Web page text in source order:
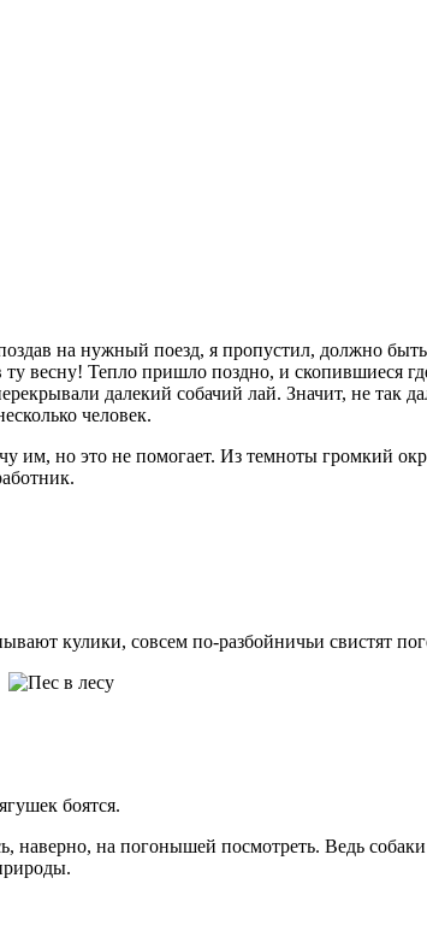
на нужный поезд, я пропустил, должно
весну! Тепло пришло поздно, и скопившиеся
далекий собачий лай. Значит, не так
человек.
им, но это не помогает. Из темноты громкий
кулики, совсем по-разбойничьи свистят
боятся.
наверно, на погонышей посмотреть. Ведь